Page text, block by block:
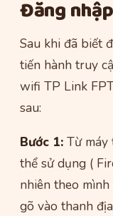
Đăng
Sau khi đã biết
tiến hành truy
wifi TP Link
sau:
Bước 1: Từ máy
thể sử dụng (
nhiên theo
gõ vào thanh